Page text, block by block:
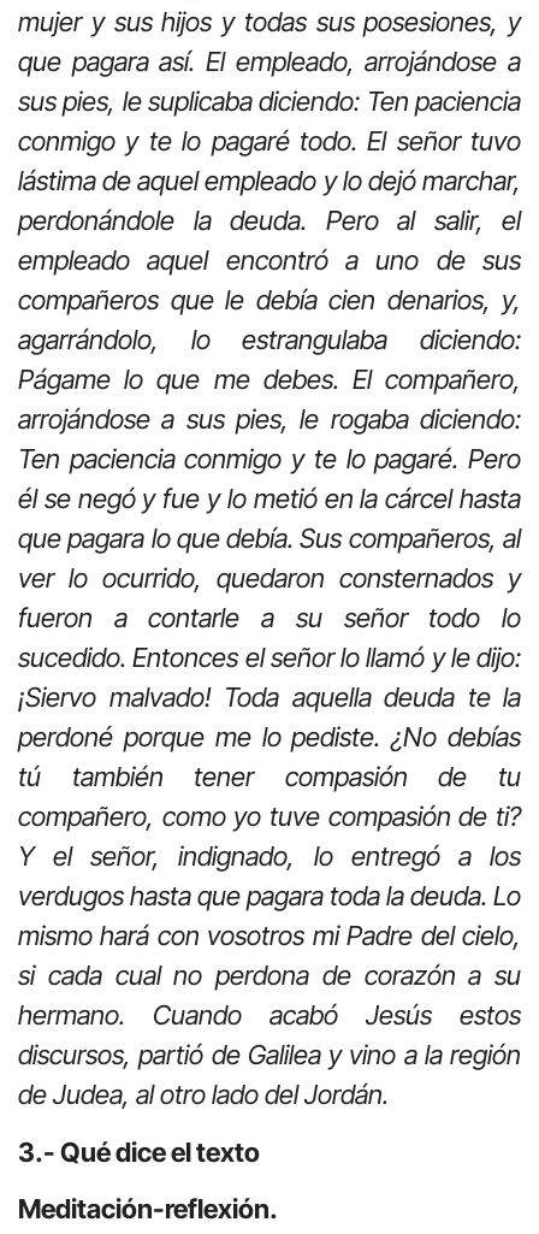
mujer y sus hijos y todas sus posesiones, y
que pagara así. El empleado, arrojándose a
sus pies, le suplicaba diciendo: Ten paciencia
conmigo y te lo pagaré todo. El señor tuvo
lástima de aquel empleado y lo dejó marchar,
perdonándole la deuda. Pero al salir, el
empleado aquel encontró a uno de sus
compañeros que le debía cien denarios, y,
agarrándolo, lo estrangulaba diciendo:
Págame lo que me debes. El compañero,
arrojándose a sus pies, le rogaba diciendo:
Ten paciencia conmigo y te lo pagaré. Pero
él se negó y fue y lo metió en la cárcel hasta
que pagara lo que debía. Sus compañeros, al
ver lo ocurrido, quedaron consternados y
fueron a contarle a su señor todo lo
sucedido. Entonces el señor lo llamó y le dijo:
¡Siervo malvado! Toda aquella deuda te la
perdoné porque me lo pediste. ¿No debías
tú también tener compasión de tu
compañero, como yo tuve compasión de ti?
Y el señor, indignado, lo entregó a los
verdugos hasta que pagara toda la deuda. Lo
mismo hará con vosotros mi Padre del cielo,
si cada cual no perdona de corazón a su
hermano. Cuando acabó Jesús estos
discursos, partió de Galilea y vino a la región
de Judea, al otro lado del Jordán.
3.- Qué dice el texto
Meditación-reflexión.